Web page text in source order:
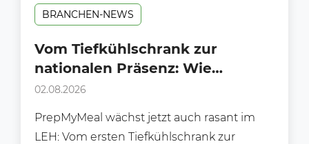
BRANCHEN-NEWS
Vom Tiefkühlschrank zur
nationalen Präsenz: Wie
PrepMyMeal den deutschen LEH
02.08.2026
PrepMyMeal wächst jetzt auch rasant im
LEH: Vom ersten Tiefkühlschrank zur